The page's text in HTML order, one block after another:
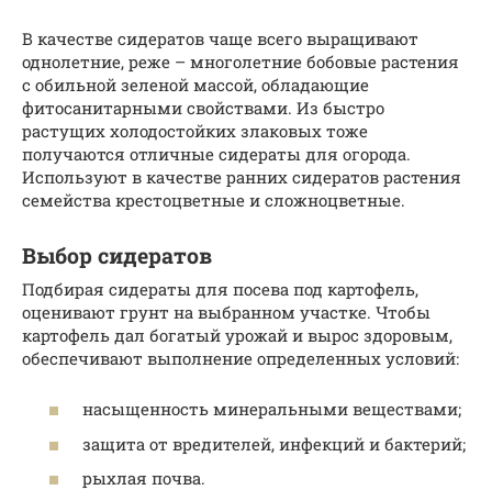
В качестве сидератов чаще всего выращивают
однолетние, реже – многолетние бобовые растения
с обильной зеленой массой, обладающие
фитосанитарными свойствами. Из быстро
растущих холодостойких злаковых тоже
получаются отличные сидераты для огорода.
Используют в качестве ранних сидератов растения
семейства крестоцветные и сложноцветные.
Выбор сидератов
Подбирая сидераты для посева под картофель,
оценивают грунт на выбранном участке. Чтобы
картофель дал богатый урожай и вырос здоровым,
обеспечивают выполнение определенных условий:
насыщенность минеральными веществами;
защита от вредителей, инфекций и бактерий;
рыхлая почва.